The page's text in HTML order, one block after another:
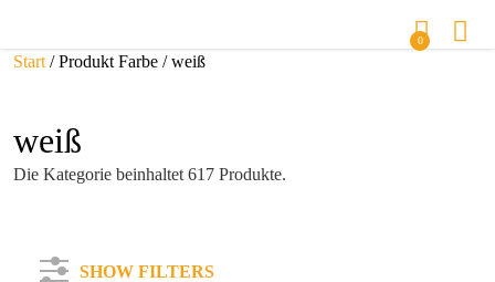
0
Start / Produkt Farbe / weiß
weiß
Die Kategorie beinhaltet 617 Produkte.
SHOW FILTERS